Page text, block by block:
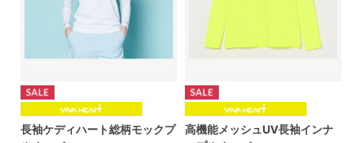
長袖ケディハート総柄モックプ
高機能メッシュUV長袖インナ